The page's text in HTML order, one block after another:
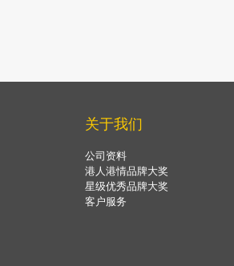
关于我们
公司资料
港人港情品牌大奖
星级优秀品牌大奖
客户服务